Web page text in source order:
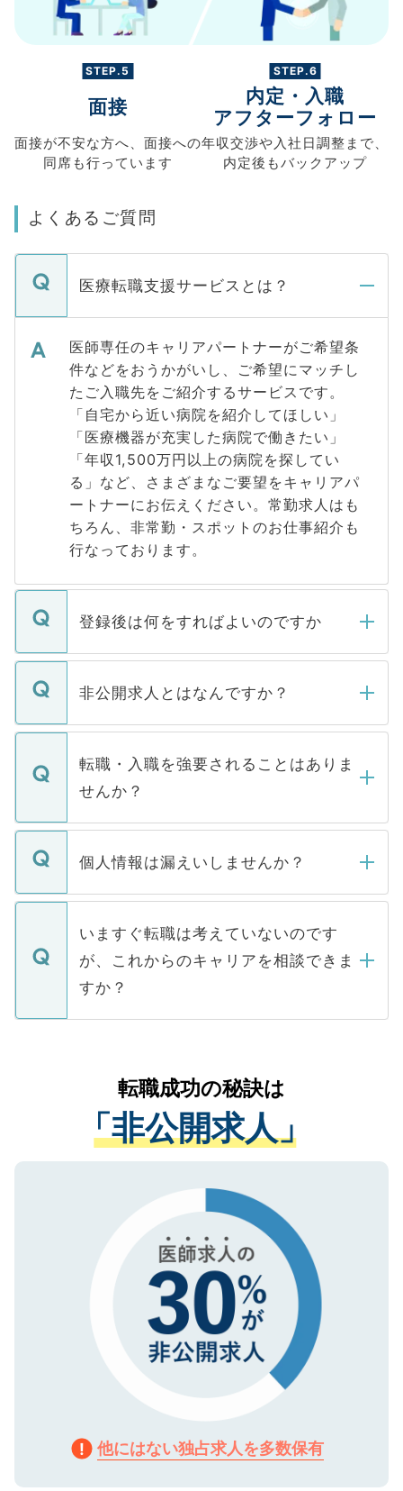
STEP.5
面接
面接が不安な方へ、 面接への
同席も行っています
STEP.6
内定・入職
アフターフォロー
年収交渉や入社日調整まで、
内定後もバックアップ
よくあるご質問
医療転職支援サービスとは？
医師専任のキャリアパートナーがご希望条
件などをおうかがいし、ご希望にマッチし
たご入職先をご紹介するサービスです。
「自宅から近い病院を紹介してほしい」
「医療機器が充実した病院で働きたい」
「年収1,500万円以上の病院を探してい
る」など、さまざまなご要望をキャリアパ
ートナーにお伝えください。常勤求人はも
ちろん、非常勤・スポットのお仕事紹介も
行なっております。
登録後は何をすればよいのですか
ご登録いただきましたら、弊社担当者がご
登録内容を確認し、その後メールもしくは
ます。通常、5営業日以内にはご連絡をせて
いただきますので、しばらくお待ちくださ
非公開求人とはなんですか？
マイナビDOCTORで取り扱っている求人の
うち約3割は、Webサイトからご覧いただ
けない「非公開求人」です。非公開求人は
下記の理由によって、一般には公開してい
ません。
■応募殺到を避けるため 人気のある医療機
関を公にしてしまうと、応募が殺到する場
に、医療機関が求める条件に合った人材の
みを人材紹介会社に依頼するケースが増え
ています。
転職・入職を強要されることはありま
せんか？
転職・入職を強要することは一切ありませ
ん。また、仮に応募先から内定をいただい
定を承諾する必要はありません。内定先へ
の辞退の連絡はキャリアパートナーが行い
個人情報は漏えいしませんか？
個人情報が漏えいすることはありませんの
で、ご安心ください。当サイトからの登録
などで収集したご登録者様の個人情報は、
ご本人のキャリアアップおよび転職活動の
支援を目的に使用いたします。お預かりし
ているすべての個人データはご本人の許可
は、個人情報の取り扱いについての厳密な
管理基準を満たした事業者のみに付与され
る、プライバシーマークを取得済みです。
で、機密保持に関してもご安心ください。
いますぐ転職は考えていないのです
が、これからのキャリアを相談できま
すか？
かがいして、現在の医療機関の状況や紹介
経験をまじえながら、適切なアドバイスを
させていただきます。すぐにご転職をされ
ない方には、長期的なサポートが可能です
ので、まずはご登録ください。
転職成功の秘訣は
「非公開求人」
他にはない独占求人を多数保有